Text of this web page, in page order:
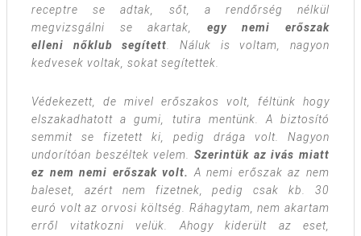
receptre se adtak, sőt, a rendőrség nélkül
megvizsgálni se akartak, egy nemi erőszak
elleni nőklub segített. Náluk is voltam, nagyon
kedvesek voltak, sokat segítettek.
Védekezett, de mivel erőszakos volt, féltünk hogy
elszakadhatott a gumi, tutira mentünk. A biztosító
semmit se fizetett ki, pedig drága volt. Nagyon
undorítóan beszéltek velem. Szerintük az ivás miatt
ez nem nemi erőszak volt. A nemi erőszak az nem
baleset, azért nem fizetnek, pedig csak kb. 30
euró volt az orvosi költség. Ráhagytam, nem akartam
erről vitatkozni velük. Ahogy kiderült az eset,